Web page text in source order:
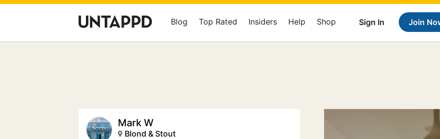
Sign In Join
Blog Top Rated Insiders Help Shop
Mark W
Blond & Stout